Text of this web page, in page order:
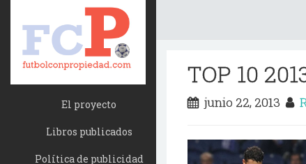
El proyecto
Libros publicados
Política de publicidad
TOP 10
junio 22, 2013